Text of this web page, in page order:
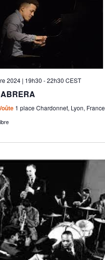
2024 | 19h30 -22h30 CEST
1 place Chardonnet, Lyon, France